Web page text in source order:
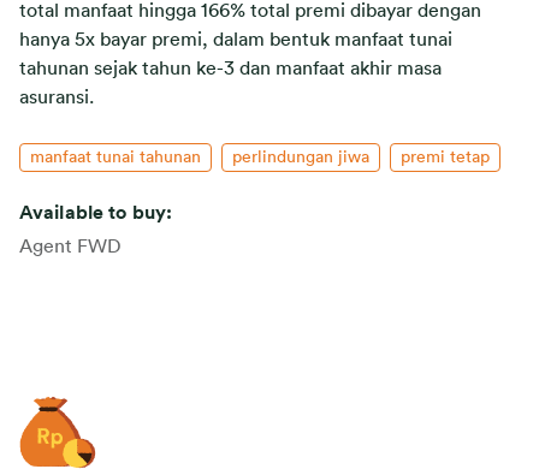
total manfaat hingga 166% total premi dibayar dengan
hanya 5x bayar premi, dalam bentuk manfaat tunai
tahunan sejak tahun ke-3 dan manfaat akhir masa
asuransi.
manfaat tunai tahunan perlindungan jiwa premi tetap
Available to buy:
Agent FWD